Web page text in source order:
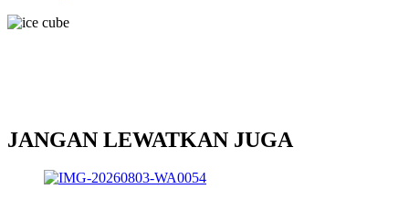
JANGAN LEWATKAN JUGA